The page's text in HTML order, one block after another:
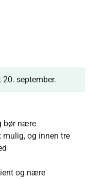
september.
bør nære
og innen tre
og nære